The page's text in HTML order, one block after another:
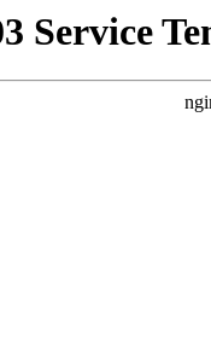
Service